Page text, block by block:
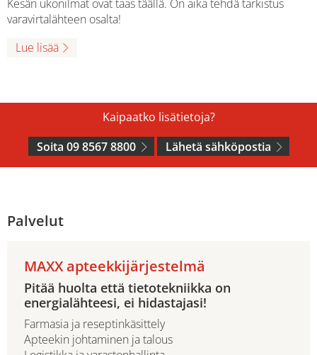
Kesän ukonilmat ovat taas täällä. On aika tehdä tarkistus
varavirtalähteen osalta!
Lue lisää
Kaipaatko lisätietoja?
Soita 09 8567 8800
Lähetä sähköpostia
Palvelut
MAXX apteekkijärjestelmä
Pitää huolta että tietotekniikka on
energialähteesi, ei hidastajasi!
Farmasia ja reseptinkäsittely
Apteekin johtaminen ja talous